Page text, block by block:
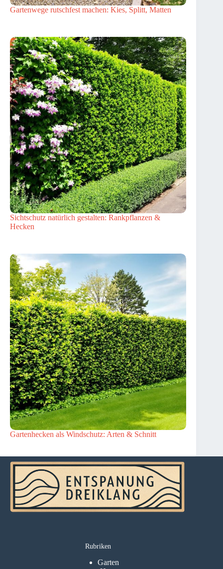
Gartenwege rutschfest machen: Kies, Splitt, Matten
Sichtschutz natürlich gestalten: Rankpflanzen &
Hecken
Gartenhecken als Windschutz: Arten & Schnitt
Rubriken
Garten